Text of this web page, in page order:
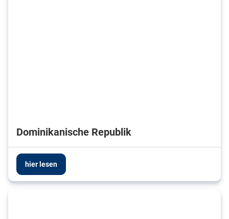
Dominikanische Republik
hier lesen